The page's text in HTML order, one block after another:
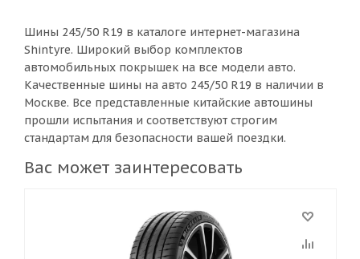
Шины 245/50 R19 в каталоге интернет-магазина
Shintyre. Широкий выбор комплектов
автомобильных покрышек на все модели авто.
Качественные шины на авто 245/50 R19 в наличии в
Москве. Все представленные китайские автошины
прошли испытания и соответствуют строгим
стандартам для безопасности вашей поездки.
Вас может заинтересовать